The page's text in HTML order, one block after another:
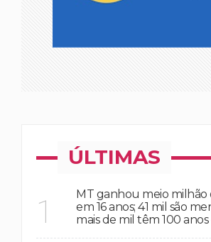
ÚLTIMAS
1
MT ganhou meio milhão
em 16 anos; 41 mil são
mais de mil têm 100